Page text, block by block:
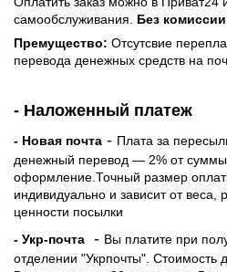
самообслуживания. Без
Премущество: Отсутсвие
перевода денежных средств на
- Наложенный платеж
- Новая почта - Плата за
денежный перевод — 2% от суммы
оформление.Точный размер
индивидуально и зависит от веса,
ценности посылки
- Укр-почта
- Вы платите при
отделении "Укрпочты". Стоимость